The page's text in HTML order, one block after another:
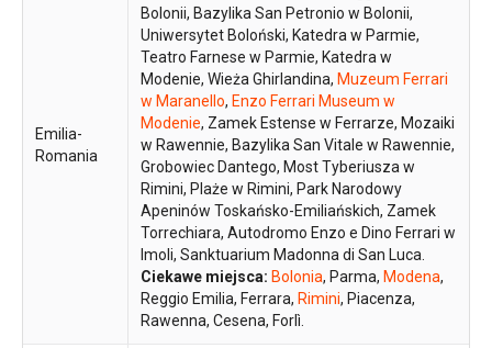
Emilia-
Romania
Bolonii, Bazylika San Petronio w Bolonii,
Uniwersytet Boloński, Katedra w Parmie,
Teatro Farnese w Parmie, Katedra w
Modenie, Wieża Ghirlandina, Muzeum Ferrari
w Maranello, Enzo Ferrari Museum w
Modenie, Zamek Estense w Ferrarze, Mozaiki
w Rawennie, Bazylika San Vitale w Rawennie,
Grobowiec Dantego, Most Tyberiusza w
Rimini, Plaże w Rimini, Park Narodowy
Apeninów Toskańsko-Emiliańskich, Zamek
Torrechiara, Autodromo Enzo e Dino Ferrari w
Imoli, Sanktuarium Madonna di San Luca.
Ciekawe miejsca: Bolonia, Parma, Modena,
Reggio Emilia, Ferrara, Rimini, Piacenza,
Rawenna, Cesena, Forlì.